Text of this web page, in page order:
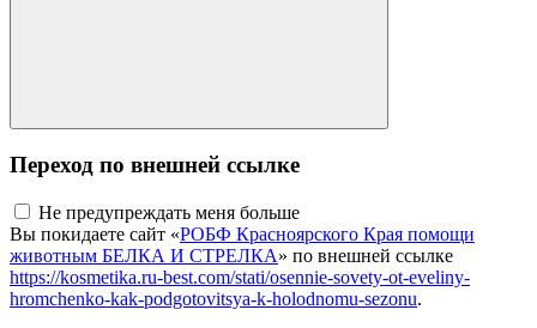
Переход по внешней ссылке
Не предупреждать меня больше
Вы покидаете сайт «РОБФ Красноярского Края помощи
животным БЕЛКА И СТРЕЛКА» по внешней ссылке
https://kosmetika.ru-best.com/stati/osennie-sovety-ot-eveliny-
hromchenko-kak-podgotovitsya-k-holodnomu-sezonu.